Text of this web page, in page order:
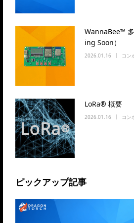
WannaBee™
ing Soon）
2026.01.16 コン
LoRa® 概要
2026.01.16 コン
ピックアップ記事